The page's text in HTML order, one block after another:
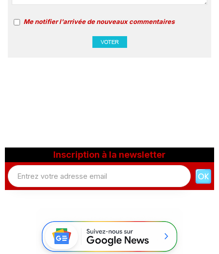
Me notifier l'arrivée de nouveaux commentaires
Inscription à la newsletter